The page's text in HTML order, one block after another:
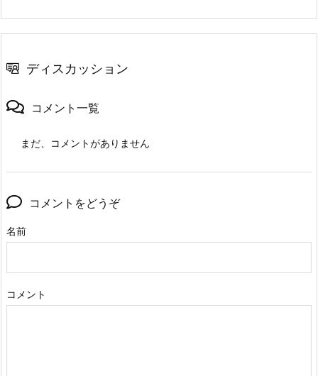
ディスカッション
コメント一覧
まだ、コメントがありません
コメントをどうぞ
名前
コメント